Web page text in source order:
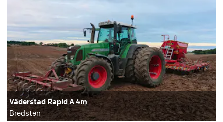
Väderstad Rapid A 4m
Bredsten